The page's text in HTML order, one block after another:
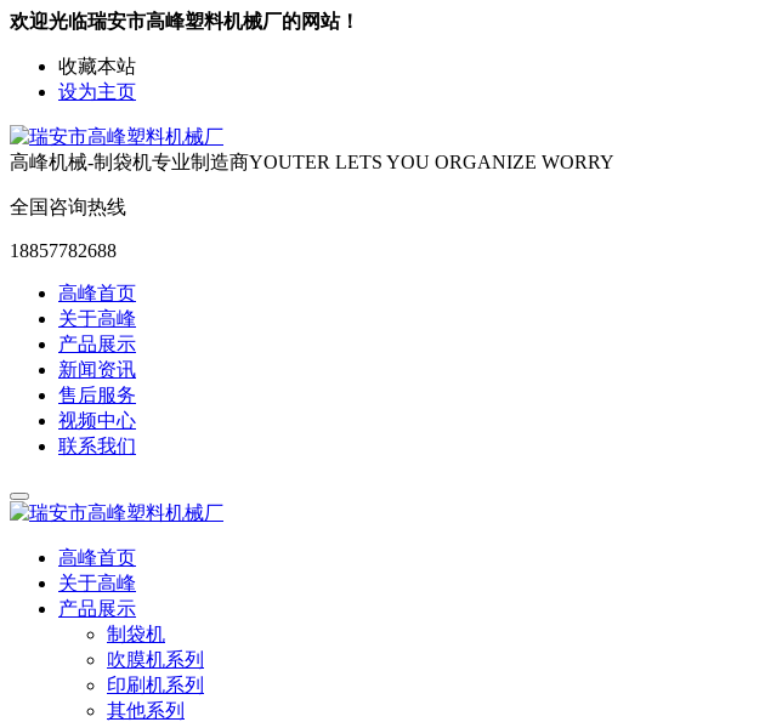
欢迎光临瑞安市高峰塑料机械厂的网站！
收藏本站
设为主页
高峰机械-制袋机专业制造商YOUTER LETS YOU ORGANIZE WORRY
全国咨询热线
18857782688
高峰首页
关于高峰
产品展示
新闻资讯
售后服务
视频中心
联系我们
高峰首页
关于高峰
产品展示
制袋机
吹膜机系列
印刷机系列
其他系列